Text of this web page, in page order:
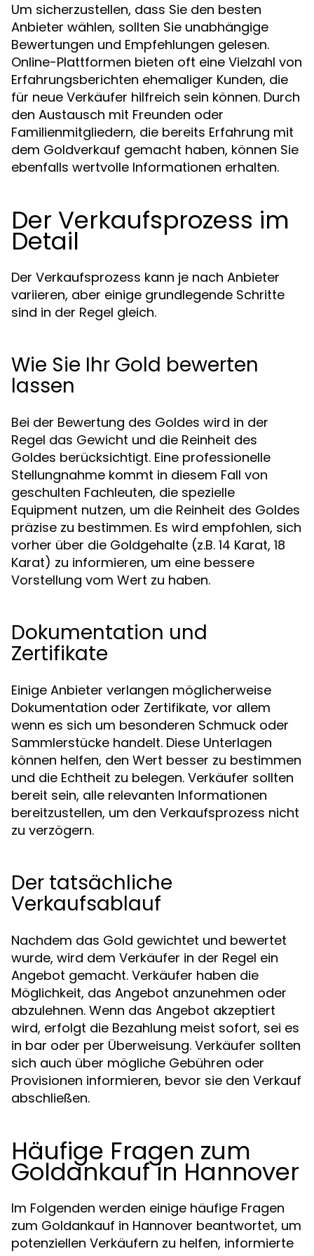
Um sicherzustellen, dass Sie den besten
Anbieter wählen, sollten Sie unabhängige
Bewertungen und Empfehlungen gelesen.
Online-Plattformen bieten oft eine Vielzahl von
Erfahrungsberichten ehemaliger Kunden, die
für neue Verkäufer hilfreich sein können. Durch
den Austausch mit Freunden oder
Familienmitgliedern, die bereits Erfahrung mit
dem Goldverkauf gemacht haben, können Sie
ebenfalls wertvolle Informationen erhalten.
Der Verkaufsprozess im
Detail
Der Verkaufsprozess kann je nach Anbieter
variieren, aber einige grundlegende Schritte
sind in der Regel gleich.
Wie Sie Ihr Gold bewerten
lassen
Bei der Bewertung des Goldes wird in der
Regel das Gewicht und die Reinheit des
Goldes berücksichtigt. Eine professionelle
Stellungnahme kommt in diesem Fall von
geschulten Fachleuten, die spezielle
Equipment nutzen, um die Reinheit des Goldes
präzise zu bestimmen. Es wird empfohlen, sich
vorher über die Goldgehalte (z.B. 14 Karat, 18
Karat) zu informieren, um eine bessere
Vorstellung vom Wert zu haben.
Dokumentation und
Zertifikate
Einige Anbieter verlangen möglicherweise
Dokumentation oder Zertifikate, vor allem
wenn es sich um besonderen Schmuck oder
Sammlerstücke handelt. Diese Unterlagen
können helfen, den Wert besser zu bestimmen
und die Echtheit zu belegen. Verkäufer sollten
bereit sein, alle relevanten Informationen
bereitzustellen, um den Verkaufsprozess nicht
zu verzögern.
Der tatsächliche
Verkaufsablauf
Nachdem das Gold gewichtet und bewertet
wurde, wird dem Verkäufer in der Regel ein
Angebot gemacht. Verkäufer haben die
Möglichkeit, das Angebot anzunehmen oder
abzulehnen. Wenn das Angebot akzeptiert
wird, erfolgt die Bezahlung meist sofort, sei es
in bar oder per Überweisung. Verkäufer sollten
sich auch über mögliche Gebühren oder
Provisionen informieren, bevor sie den Verkauf
abschließen.
Häufige Fragen zum
Goldankauf in Hannover
Im Folgenden werden einige häufige Fragen
zum Goldankauf in Hannover beantwortet, um
potenziellen Verkäufern zu helfen, informierte